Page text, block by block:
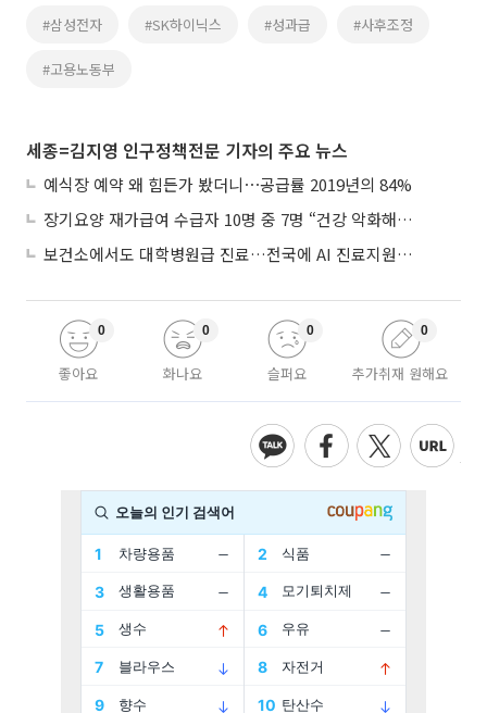
#삼성전자 #SK하이닉스 #성과급 #사후조정
#고용노동부
세종=김지영 인구정책전문 기자의 주요 뉴스
예식장 예약 왜 힘든가 봤더니⋯공급률 2019년의 84%
장기요양 재가급여 수급자 10명 중 7명 “건강 악화해도 집에서”
보건소에서도 대학병원급 진료…전국에 AI 진료지원도구 보급
좋아요
0
화나요
0
슬퍼요
0
추가취재 원해요
0